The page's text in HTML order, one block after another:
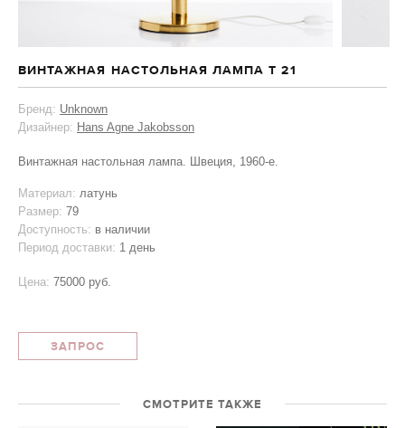
ВИНТАЖНАЯ НАСТОЛЬНАЯ ЛАМПА T 21
Бренд: Unknown
Дизайнер: Hans Agne Jakobsson
Винтажная настольная лампа. Швеция, 1960-е.
Материал: латунь
Размер: 79
Доступность: в наличии
Период доставки: 1 день
Цена: 75000 руб.
ЗАПРОС
СМОТРИТЕ ТАКЖЕ